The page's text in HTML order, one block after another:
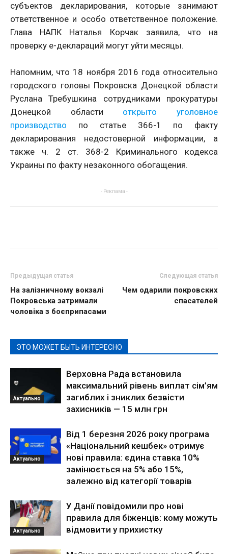
субъектов декларирования, которые занимают
ответственное и особо ответственное положение.
Глава НАПК Наталья Корчак заявила, что на
проверку е-деклараций могут уйти месяцы.
Напомним, что 18 ноября 2016 года относительно
городского головы Покровска Донецкой области
Руслана Требушкина сотрудниками прокуратуры
Донецкой области открыто уголовное
производство по статье 366-1 по факту
декларирования недостоверной информации, а
также ч. 2 ст. 368-2 Криминального кодекса
Украины по факту незаконного обогащения.
- Реклама -
Предыдущая статья
На залізничному вокзалі
Покровська затримали
чоловіка з боєприпасами
Следующая статья
Чем одарили покровских
спасателей
ЭТО МОЖЕТ БЫТЬ ИНТЕРЕСНО
Актуально
Верховна Рада встановила
максимальний рівень виплат сім’ям
загиблих і зниклих безвісти
захисників — 15 млн грн
Актуально
Від 1 березня 2026 року програма
«Національний кешбек» отримує
нові правила: єдина ставка 10%
замінюється на 5% або 15%,
залежно від категорії товарів
Актуально
У Данії повідомили про нові
правила для біженців: кому можуть
відмовити у прихистку